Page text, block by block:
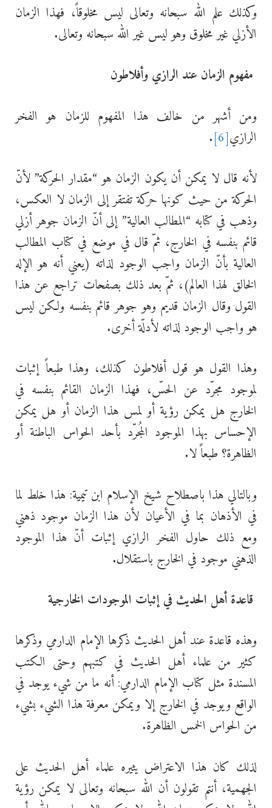
وكذلك علم الله سبحانه وتعالى ليس مخلوقاً، فهذا الزمان
الأزلي غير مخلوق وهو ليس غير الله سبحانه وتعالى.
مفهوم الزمان عند الرازي وأفلاطون
ومن أشهر من خالف هذا المفهوم للزمان هو الفخر
الرازي[6]
.
لأنه قال لا يمكن أن يكون الزمان هو “مقدار الحركة” لأنّ
الحركة من حيث كونها حركة تفتقر إلى الزمان لا العكس،
وذهب في كتابه “المطالب العالية” إلى أنّ الزمان جوهر أزلي
قائم بنفسه في الخارج، ثمّ قال في موضع في كتاب المطالب
العالية بأنّ الزمان واجب الوجود لذاته (يعني أنه هو الإله
الخالق لهذا العالم)، ثمّ بعد ذلك بصفحات تراجع عن هذا
القول وقال الزمان قديم وهو جوهر قائم بنفسه ولكن ليس
هو واجب الوجود لذاته لأدلّة أخرى.
وهذا القول هو قول أفلاطون كذلك، وهذا طبعاً إثبات
لموجود مجرّد عن الحسّ، فهذا الزمان القائم بنفسه في
الخارج هل يمكن رؤية أو لمس هذا الزمان أو هل يمكن
الإحساس بهذا الموجود المُجرّد بأحد الحواس الباطنة أو
الظاهرة؟ طبعاً لا.
وبالتالي هذا باصطلاح شيخ الإسلام ابن تيمية: هذا خلط لما
في الأذهان بما في الأعيان لأن هذا الزمان موجود ذهني
ومع ذلك حاول الفخر الرازي إثبات أنّ هذا الموجود
الذهني موجود في الخارج باستقلال.
قاعدة أهل الحديث في إثبات الموجودات الخارجية
وهذه قاعدة عند أهل الحديث ذكرها الإمام الدارمي وذكرها
كثير من علماء أهل الحديث في كتبهم وحتى الكتب
المسندة مثل كتاب الإمام الدارمي: أنه ما من شيء يوجد في
الواقع ويوجد في الخارج إلا ويمكن معرفة هذا الشيء بشيء
من الحواس الخمس الظاهرة.
لذلك كان هذا الاعتراض يثيره علماء أهل الحديث على
الجهمية، أنتم تقولون أن الله سبحانه وتعالى لا يمكن رؤية